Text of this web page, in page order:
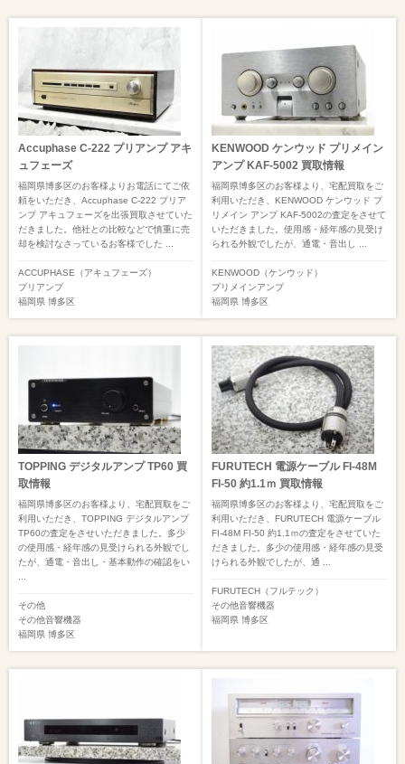
Accuphase C-222 プリアンプ アキ
ュフェーズ
福岡県博多区のお客様よりお電話にてご依
頼をいただき、Accuphase C-222 プリア
ンプ アキュフェーズを出張買取させていた
だきました。他社との比較などで慎重に売
却を検討なさっているお客様でした ...
ACCUPHASE（アキュフェーズ）
プリアンプ
福岡県 博多区
KENWOOD ケンウッド プリメイン
アンプ KAF-5002 買取情報
福岡県博多区のお客様より、宅配買取をご
利用いただき、KENWOOD ケンウッド プ
リメイン アンプ KAF-5002の査定をさせて
いただきました。使用感・経年感の見受け
られる外観でしたが、通電・音出し ...
KENWOOD（ケンウッド）
プリメインアンプ
福岡県 博多区
TOPPING デジタルアンプ TP60 買
取情報
福岡県博多区のお客様より、宅配買取をご
利用いただき、TOPPING デジタルアンプ
TP60の査定をさせいただきました。多少
の使用感・経年感の見受けられる外観でし
たが、通電・音出し・基本動作の確認をい
その他
その他音響機器
福岡県 博多区
FURUTECH 電源ケーブル FI-48M
FI-50 約1.1ｍ 買取情報
福岡県博多区のお客様より、宅配買取をご
利用いただき、FURUTECH 電源ケーブル
FI-48M FI-50 約1.1ｍの査定をさせていた
だきました。多少の使用感・経年感の見受
けられる外観でしたが、通 ...
FURUTECH（フルテック）
その他音響機器
福岡県 博多区